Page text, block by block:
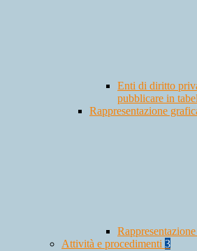
Enti di diritto
pubblicare in
Rappresentazione
Attività e procedimenti 3